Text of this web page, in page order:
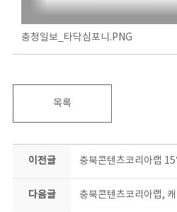
충청일보_타닥심포니.PNG
목록
이전글
다음글 충북콘텐츠코리아랩,